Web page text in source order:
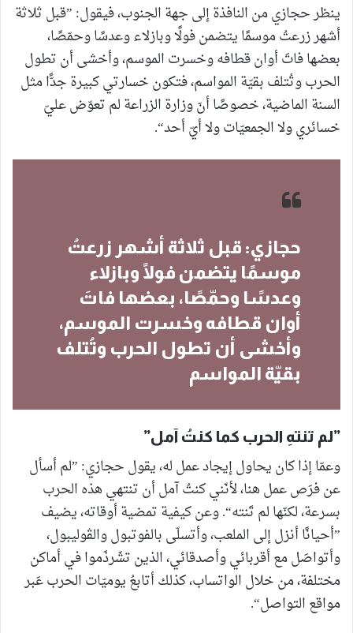
ينظر حجازي من النافذة إلى جهة الجنوب، فيقول: ”قبل ثلاثة
أشهر زرعتُ موسمًا يتضمن فولًا وبازلاء وعدسًا وحمّصًا،
بعضها فاتَ أوان قطافه وخسرت الموسم، وأخشى أن تطول
الحرب وتُتلف بقيّة المواسم، فتكون خسارتي كبيرة جدًّا مثل
السنة الماضية، خصوصًا أنّ وزارة الزراعة لم تعوّض عليّ
خسائري ولا الجمعيّات ولا أيّ أحد“.
حجازي: قبل ثلاثة أشهر زرعتُ
موسمًا يتضمن فولًا وبازلاء
وعدسًا وحمّصًا، بعضها فاتَ
أوان قطافه وخسرت الموسم،
وأخشى أن تطول الحرب وتُتلف
بقيّة المواسم
”لم تنتهِ الحرب كما كنتُ آمل”
وعمّا إذا كان يحاول إيجاد عمل له، يقول حجازي: ”لم أسأل
عن فرَص عمل هنا، لأنّني كنتُ آمل أن تنتهي هذه الحرب
بسرعة، لكنّها لم تَنته“. وعن كيفية تمضية أوقاته، يضيف
”أحيانًا أنزل إلى الملعب، وأتسلّى بالفوتبول والڤوليبول،
وأتواصَل مع أقربائي وأصدقائي، الذين تشَرذَموا في أماكن
مختلفة، من خلال الواتساب، كذلك أتابعُ يوميّات الحرب عَبر
مواقع التواصل“.